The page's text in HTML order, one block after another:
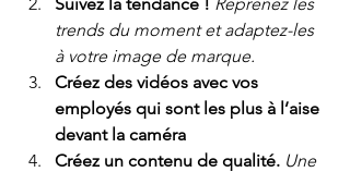
trends du moment et adaptez-les
à votre image de marque.
Créez des vidéos avec vos
employés qui sont les plus à l’aise
devant la caméra
Créez un contenu de qualité. Une